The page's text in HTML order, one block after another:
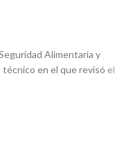
Alimentaria y
en el que revisó el